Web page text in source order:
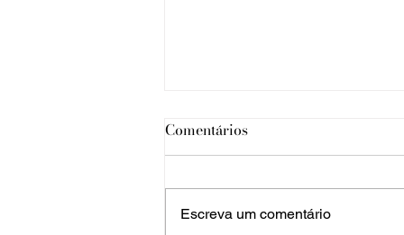
Comentários
Escreva um comentário